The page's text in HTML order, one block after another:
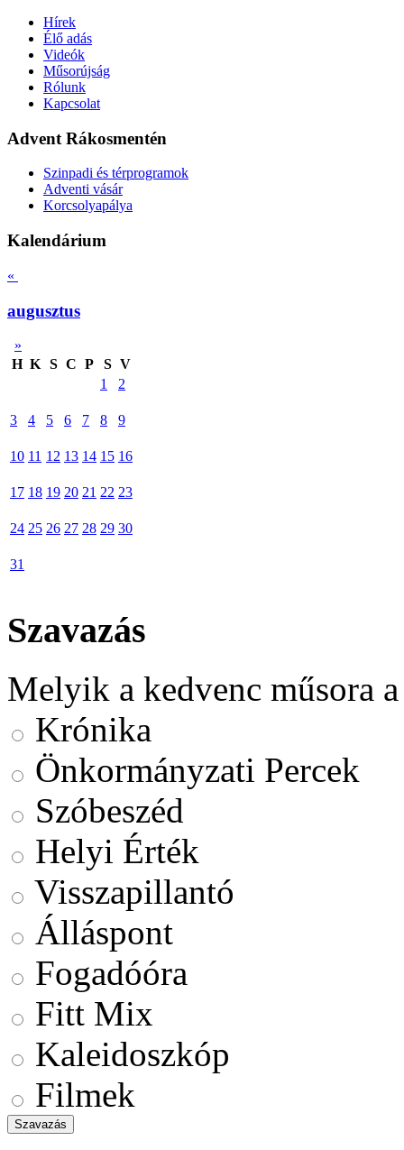
Hírek
Élő adás
Videók
Műsorújság
Rólunk
Kapcsolat
Advent Rákosmentén
Szinpadi és térprogramok
Adventi vásár
Korcsolyapálya
Kalendárium
«
augusztus
»
H K S C P S V
1
2
3 4 5 6 7 8 9
10 11 12 13 14 15 16
17 18 19 20 21 22 23
24 25 26 27 28 29 30
31
Szavazás
Melyik a kedvenc műsora
Krónika
Önkormányzati Percek
Szóbeszéd
Helyi Érték
Visszapillantó
Álláspont
Fogadóóra
Fitt Mix
Kaleidoszkóp
Filmek